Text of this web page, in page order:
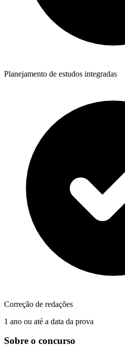
Planejamento de estudos integradas
Correção de redações
1 ano ou até a data da prova
Sobre o concurso